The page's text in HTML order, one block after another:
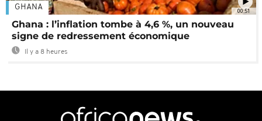
00:51
GHANA
Ghana : l’inflation tombe à 4,6 %, un nouveau
signe de redressement économique
Il y a 8 heures